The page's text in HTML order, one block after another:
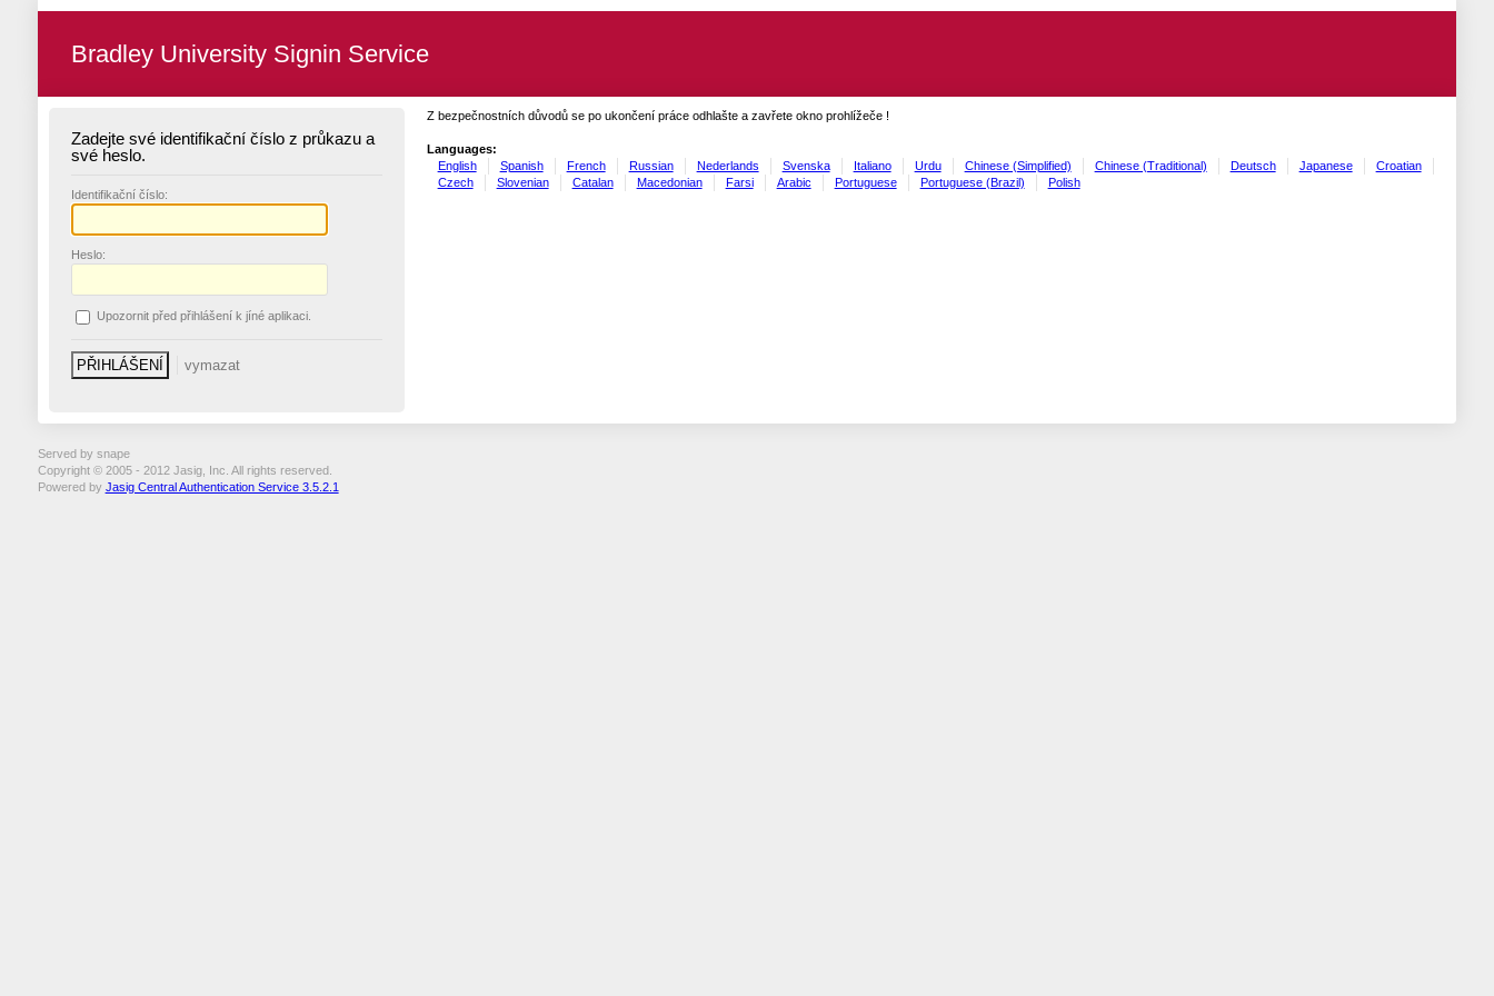
Bradley University Signin Service
Zadejte své identifikační číslo z průkazu a
své heslo.
Identifikační číslo:
Heslo:
Upozornit před přihlášení k jíné aplikaci.
Z bezpečnostních důvodů se po ukončení práce odhlašte a zavřete okno prohlížeče !
Languages:
English
Spanish French Russian Nederlands Svenska Italiano Urdu Chinese (Simplified) Chinese (Traditional) Deutsch Japanese
Croatian
Czech
Slovenian Catalan Macedonian Farsi Arabic Portuguese Portuguese (Brazil) Polish
Served by snape
Copyright © 2005 - 2012 Jasig, Inc. All rights reserved.
Powered by Jasig Central Authentication Service 3.5.2.1